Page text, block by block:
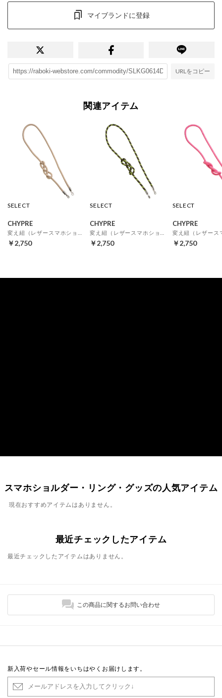
マイブランドに登録
URLをコピー
関連アイテム
SELECT
CHYPRE
￥2,750
SELECT
CHYPRE
￥2,750
SELECT
CHYPRE
￥2,750
スマホショルダー・リング・グッズの人気アイテム
現在おすすめアイテムはありません。
最近チェックしたアイテム
最近チェックしたアイテムはありません。
この商品に関するお問い合わせ
新入荷やセール情報をいちはやくお届けします。